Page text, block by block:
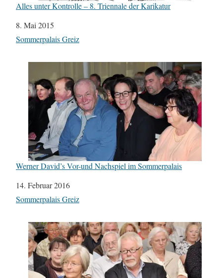
Alles unter Kontrolle – 8. Triennale der Karikatur
Datum
8. Mai 2015
In Bezug auf
Sommerpalais Greiz
Werner David’s Vor-und Nachspiel im Sommerpalais
Datum
14. Februar 2016
In Bezug auf
Sommerpalais Greiz